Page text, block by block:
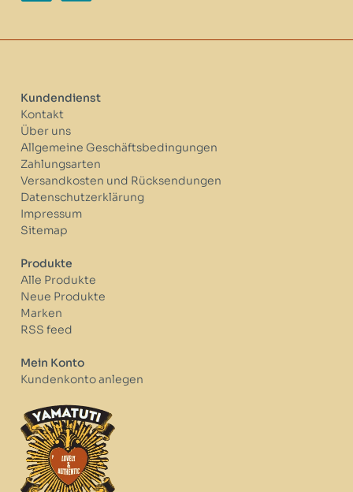
Kundendienst
Kontakt
Über uns
Allgemeine Geschäftsbedingungen
Zahlungsarten
Versandkosten und Rücksendungen
Datenschutzerklärung
Impressum
Sitemap
Produkte
Alle Produkte
Neue Produkte
Marken
RSS feed
Mein Konto
Kundenkonto anlegen